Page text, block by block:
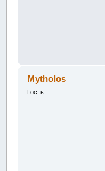
Mytholos
Гость